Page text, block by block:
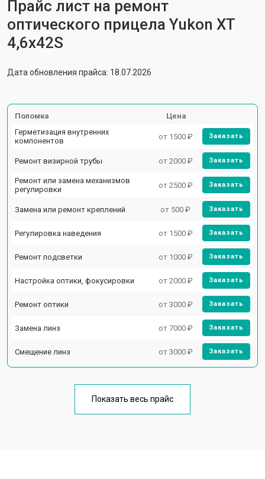
Прайс лист на ремонт
оптического прицела Yukon XT
4,6x42S
Дата обновления прайса: 18.07.2026
Поломка
Цена
Герметизация внутренних
компонентов
от 1500 ₽ Заказать
Ремонт визирной трубы от 2000 ₽ Заказать
Ремонт или замена механизмов
регулировки
от 2500 ₽ Заказать
Замена или ремонт креплений от 500 ₽ Заказать
Регулировка наведения от 1500 ₽ Заказать
Ремонт подсветки от 1000 ₽ Заказать
Настройка оптики, фокусировки от 2000 ₽ Заказать
Ремонт оптики от 3000 ₽ Заказать
Замена линз от 7000 ₽ Заказать
Смещение линз от 3000 ₽ Заказать
Показать весь прайс